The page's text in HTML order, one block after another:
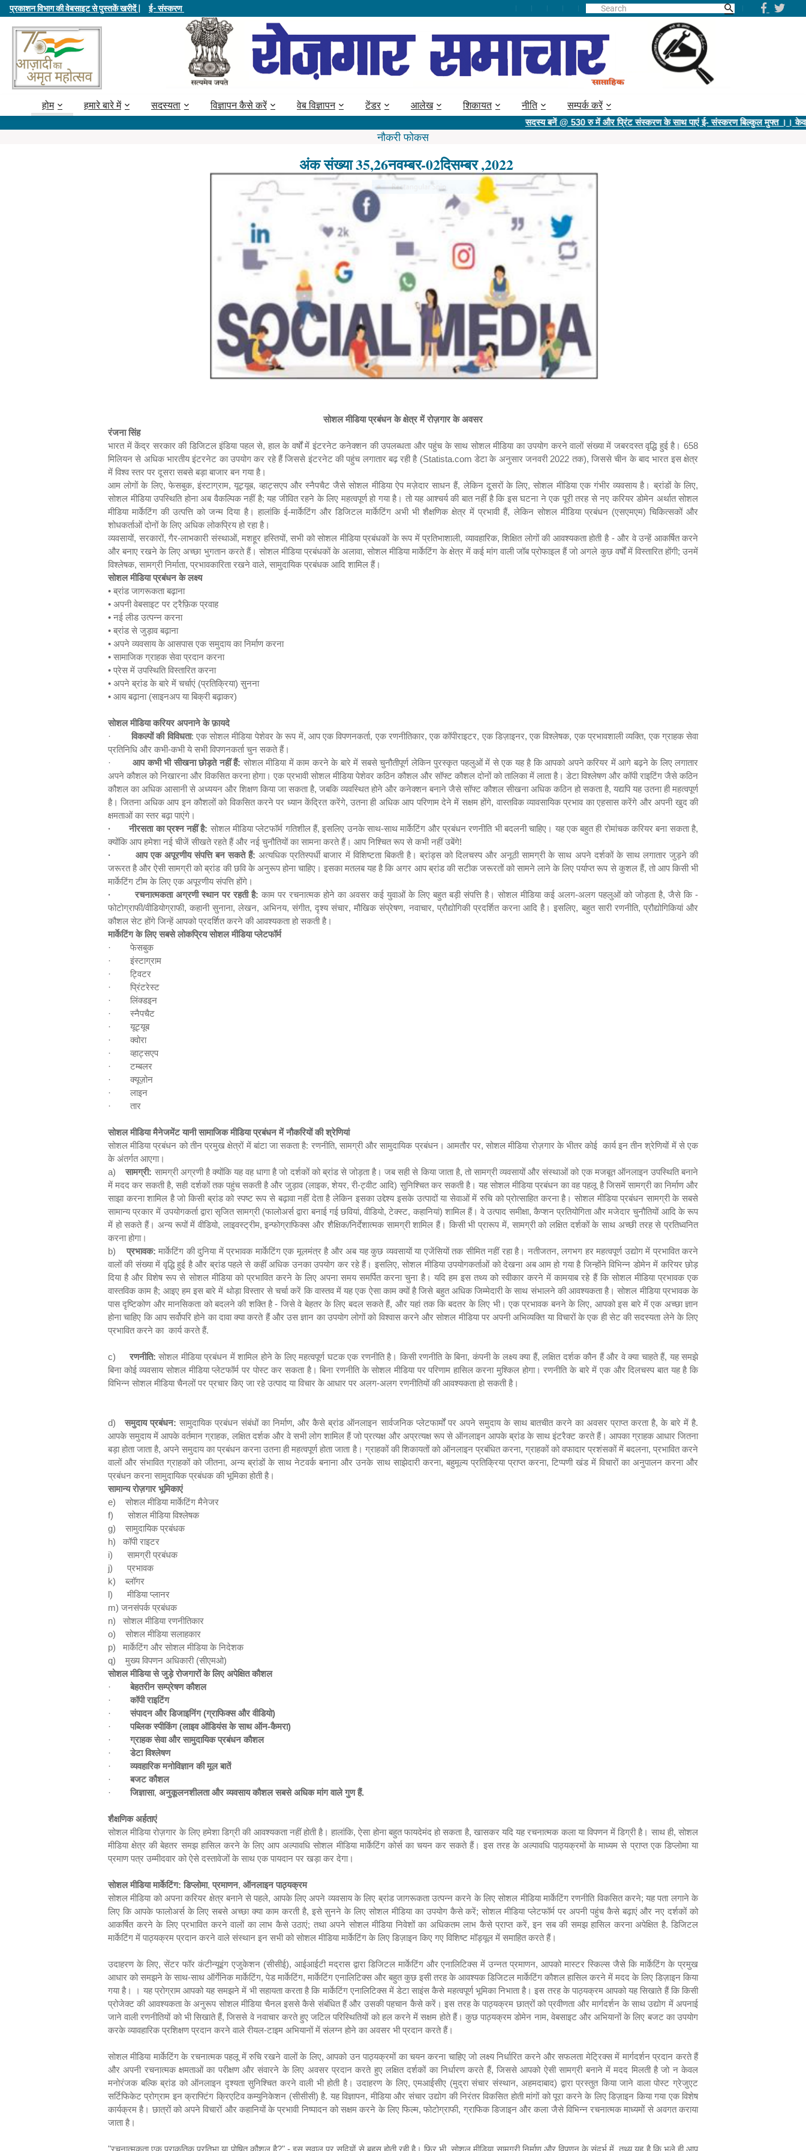
प्रकाशन विभाग की वेबसाइट से पुस्तकें खरीदें | ई- संस्करण
होम हमारे बारे में सदस्यता विज्ञापन कैसे करें वेब विज्ञापन टेंडर आलेख शिकायत नीति सम्पर्क करें
सदस्य बनें @ 530 रु में और प्रिंट संस्करण के साथ पाएं ई- संस्करण बिल्कुल मुफ्त ।। केवल ई-
नौकरी फोकस
अंक संख्या 35,26नवम्बर-02दिसम्बर ,2022
सोशल मीडिया प्रबंधनके क्षेत्र में रोज़गार के अवसर
रंजना सिंह
भारत में केंद्र सरकार की डिजिटल इंडिया पहल से, हाल के वर्षों में इंटरनेटकनेक्शन कीउपलब्धता और पहुंच के साथ सोशल मीडिया का उपयोग करने वालों संख्यामें जबरदस्त वृद्धि हुई है।658
मिलियन से अधिक भारतीय इंटरनेट का उपयोग कर रहे हैं जिससे इंटरनेट की पहुंच लगातार बढ़ रही है (Statista.comडेटा के अनुसार जनवरी 2022 तक),जिससे चीन के बाद भारत इस क्षेत्र
में विश्व स्तर पर दूसरा सबसे बड़ा बाजार बन गया है।
आम लोगों के लिए, फेसबुक,इंस्टाग्राम,यूट्यूब, व्हाट्सएप और स्नैपचैट जैसे सोशल मीडिया ऐप मज़ेदार साधन हैं, लेकिन दूसरों के लिए,सोशल मीडिया एक गंभीर व्यवसाय है। ब्रांडों के लिए,
सोशल मीडिया उपस्थिति होना अब वैकल्पिक नहीं है; यह जीवित रहने के लिए महत्वपूर्ण हो गया है। तो यह आश्चर्य की बात नहीं है कि इस घटना ने एक पूरी तरह से नए करियर डोमेन अर्थात सोशल
मीडिया मार्केटिंग की उत्पत्ति को जन्म दिया है। हालांकि ई-मार्केटिंग और डिजिटल मार्केटिंग अभी भी शैक्षणिक क्षेत्र में प्रभावी हैं, लेकिन सोशल मीडिया प्रबंधन (एसएमएम) चिकित्सकों और
शोधकर्ताओं दोनों के लिए अधिक लोकप्रिय हो रहा है।
व्यवसायों, सरकारों,गैर-लाभकारी संस्थाओं,मशहूर हस्तियों,सभी को सोशल मीडिया प्रबंधकों के रूप में प्रतिभाशाली, व्यावहारिक,शिक्षित लोगों की आवश्यकता होती है - और वे उन्हें आकर्षित करने
और बनाए रखने के लिए अच्छा भुगतान करते हैं। सोशल मीडिया प्रबंधकों के अलावा,सोशल मीडिया मार्केटिंग के क्षेत्र में कई मांग वाली जॉब प्रोफाइल हैं जो अगले कुछ वर्षों में विस्तारित होंगी;उनमें
विश्लेषक, सामग्री निर्माता, प्रभावकारिता रखने वाले, सामुदायिक प्रबंधक आदि शामिल हैं।
सोशल मीडिया प्रबंधन के लक्ष्य
• ब्रांड जागरूकता बढ़ाना
• अपनी वेबसाइट पर ट्रैफ़िक प्रवाह
• नई लीड उत्पन्न करना
• ब्रांड से जुड़ाव बढ़ाना
• अपने व्यवसाय के आसपास एक समुदाय का निर्माण करना
• सामाजिक ग्राहक सेवा प्रदान करना
• प्रेस में उपस्थिति विस्‍तारित करना
• अपने ब्रांड के बारे में चर्चाएं (प्रतिक्रिया) सुनना
• आय बढ़ाना (साइनअप या बिक्री बढ़ाकर)
सोशल मीडिया करियर अपनाने के फ़ायदे
·विकल्पों की विविधता: एक सोशल मीडिया पेशेवर के रूप में, आप एक विपणनकर्ता, एक रणनीतिकार,एक कॉपीराइटर, एक डिज़ाइनर,एक विश्लेषक, एक प्रभावशाली व्यक्ति, एक ग्राहक सेवा
प्रतिनिधि और कभी-कभी ये सभी विपणनकर्ता चुन सकते हैं।
· आप कभी भी सीखना छोड़ते नहीं हैं: सोशल मीडिया में काम करने के बारे में सबसे चुनौतीपूर्ण लेकिन पुरस्कृत पहलुओं में से एक यह है कि आपको अपने करियर में आगे बढ़ने के लिए लगातार
अपने कौशल को निखारना और विकसित करना होगा। एक प्रभावी सोशल मीडिया पेशेवर कठिन कौशल और सॉफ्ट कौशल दोनों को तालिका में लाता है। डेटा विश्लेषण और कॉपी राइटिंग जैसे कठिन
कौशल का अधिक आसानी से अध्ययन और शिक्षण किया जा सकता है, जबकि व्यवस्थित होने और कनेक्शन बनाने जैसे सॉफ्ट कौशल सीखना अधिक कठिन हो सकता है, यद्यपि यह उतना ही महत्वपूर्ण
है। जितना अधिक आप इन कौशलों को विकसित करने पर ध्यान केंद्रित करेंगे,उतना ही अधिक आप परिणाम देने में सक्षम होंगे, वास्तविक व्यावसायिक प्रभाव का एहसास करेंगे और अपनी खुद की
क्षमताओं का स्तर बढ़ा पाएंगे।
·नीरसता का प्रश्न नहीं है: सोशल मीडिया प्लेटफॉर्म गतिशील हैं,इसलिए उनके साथ-साथ मार्केटिंग और प्रबंधन रणनीति भी बदलनी चाहिए। यह एक बहुत ही रोमांचक करियर बना सकता है,
क्योंकि आप हमेशा नई चीजें सीखते रहते हैं और नई चुनौतियों का सामना करते हैं। आप निश्चित रूप से कभी नहीं उबेंगे!
· आप एक अपूरणीय संपत्ति बन सकते हैं: अत्यधिक प्रतिस्पर्धी बाजार में विशिष्टता बिकती है। ब्रांड्स को दिलचस्प और अनूठी सामग्री के साथ अपने दर्शकों के साथ लगातार जुड़ने की
जरूरत है और ऐसी सामग्री को ब्रांड की छवि के अनुरूप होना चाहिए। इसका मतलब यह है कि अगर आप ब्रांड की सटीक जरूरतों को सामने लाने के लिए पर्याप्त रूप से कुशल हैं, तो आप किसी भी
मार्केटिंग टीम के लिए एक अपूरणीय संपत्ति होंगे।
· रचनात्मकता अग्रणी स्‍थान पर रहती है: काम पर रचनात्मक होने का अवसर कई युवाओं के लिए बहुत बड़ी संपत्ति है। सोशल मीडिया कई अलग-अलग पहलुओं को जोड़ता है, जैसे कि -
फोटोग्राफी/वीडियोग्राफी,कहानी सुनाना,लेखन, अभिनय, संगीत, दृश्य संचार,मौखिक संप्रेषण, नवाचार, प्रौद्योगिकी प्रदर्शित करना आदि है। इसलिए, बहुत सारी रणनीति,प्रौद्योगिकियां और
कौशल सेट होंगे जिन्हें आपको प्रदर्शित करने की आवश्यकता हो सकती है।
मार्केटिंग के लिए सबसे लोकप्रिय सोशल मीडिया प्लेटफॉर्म
·
फेसबुक
·
इंस्टाग्राम
·
ट्विटर
·
प्रिंटरेस्‍ट
·
लिंक्डइन
·
स्नैपचैट
·
यूट्यूब
·
क्वोरा
·
व्हाट्सएप
·
टम्बलर
·
क्यूज़ोन
·
लाइन
·
तार
सोशल मीडिया मैनेजमेंट यानी सामाजिक मीडिया प्रबंधन में नौकरियों की श्रेणियां
सोशल मीडिया प्रबंधन को तीन प्रमुख क्षेत्रों में बांटा जा सकता है: रणनीति, सामग्री और सामुदायिक प्रबंधन। आमतौर पर,सोशल मीडिया रोज़गार के भीतर कोई कार्य इन तीन श्रेणियों में से एक
के अंतर्गत आएगा।
a)
सामग्री: सामग्री अग्रणी है क्योंकि यह वह धागा है जो दर्शकों को ब्रांड से जोड़ता है। जब सही से किया जाता है, तो सामग्री व्यवसायों और संस्थाओं को एक मजबूत ऑनलाइन उपस्थिति बनाने
में मदद कर सकती है,सही दर्शकों तक पहुंच सकती है और जुड़ाव (लाइक,शेयर,री-ट्वीट आदि) सुनिश्चित कर सकती है। यह सोशल मीडिया प्रबंधन का वह पहलू है जिसमें सामग्री का निर्माण और
साझा करना शामिल है जो किसी ब्रांड को स्पष्ट रूप से बढ़ावा नहीं देता है लेकिन इसका उद्देश्य इसके उत्पादों या सेवाओं में रुचि को प्रोत्साहित करना है। सोशल मीडिया प्रबंधन सामग्री के सबसे
सामान्य प्रकार में उपयोगकर्ता द्वारा सृजित सामग्री (फालोअर्स द्वारा बनाई गई छवियां,वीडियो,टेक्स्ट, कहानियां) शामिल हैं। वे उत्पाद समीक्षा, कैप्शन प्रतियोगिता और मजेदार चुनौतियों आदि के रूप
में हो सकते हैं। अन्य रूपों में वीडियो, लाइवस्ट्रीम,इन्फोग्राफिक्स और शैक्षिक/निर्देशात्मक सामग्री शामिल हैं। किसी भी प्रारूप में, सामग्री को लक्षित दर्शकों के साथ अच्छी तरह से प्रतिध्वनित
करना होगा।
b)
प्रभावक:मार्केटिंग की दुनिया में प्रभावक मार्केटिंग एक मूलमंत्र है और अब यह कुछ व्यवसायों या एजेंसियों तक सीमित नहीं रहा है। नतीजतन,लगभग हर महत्वपूर्ण उद्योग में प्रभावित करने
वालों की संख्या में वृद्धि हुई है और ब्रांड पहले से कहीं अधिक उनका उपयोग कर रहे हैं। इसलिए,सोशल मीडिया उपयोगकर्ताओं को देखना अब आम हो गया है जिन्होंने विभिन्न डोमेन में करियर छोड़
दिया है और विशेष रूप से सोशल मीडिया को प्रभावित करने के लिए अपना समय समर्पित करना चुना है। यदि हम इस तथ्य को स्वीकार करने में कामयाब रहे हैं कि सोशल मीडिया प्रभावक एक
वास्तविक काम है; आइए हम इस बारे में थोड़ा विस्तार से चर्चा करें कि वास्तव में यह एक ऐसा काम क्यों है जिसे बहुत अधिक जिम्मेदारी के साथ संभालने की आवश्यकता है। सोशल मीडिया प्रभावक के
पास दृष्टिकोण और मानसिकता को बदलने की शक्ति है - जिसे वे बेहतर के लिए बदल सकते हैं, और यहां तककि बदतर के लिए भी। एकप्रभावक बनने के लिए, आपको इस बारे में एक अच्छा ज्ञान
होना चाहिए कि आप सर्वोपरि होने का दावा क्या करते हैं और उस ज्ञान का उपयोग लोगों को विश्वास करने और सोशल मीडिया पर अपनी अभिव्‍यक्ति या विचारों के एक ही सेट की सदस्यता लेने के लिए
प्रभावित करने का कार्य करते हैं.
c) रणनीति: सोशल मीडिया प्रबंधन में शामिल होने के लिए महत्वपूर्ण घटक एक रणनीति है। किसी रणनीति के बिना, कंपनी के लक्ष्य क्या हैं, लक्षित दर्शक कौन हैं और वे क्या चाहते हैं, यह समझे
बिना कोई व्यवसाय सोशल मीडिया प्लेटफॉर्म पर पोस्ट कर सकता है। बिना रणनीति के सोशल मीडिया पर परिणाम हासिल करना मुश्किल होगा। रणनीति के बारे में एक और दिलचस्प बात यह है कि
विभिन्न सोशल मीडिया चैनलों पर प्रचार किए जा रहे उत्पाद या विचार के आधार पर अलग-अलग रणनीतियों की आवश्यकता हो सकती है।
d) समुदाय प्रबंधन:सामुदायिक प्रबंधन संबंधों का निर्माण, और कैसे ब्रांड ऑनलाइन सार्वजनिक प्लेटफार्मों पर अपने समुदाय के साथ बातचीत करने का अवसर प्राप्त करता है, के बारे में है.
आपके समुदाय में आपके वर्तमान ग्राहक, लक्षित दर्शक और वे सभी लोग शामिल हैं जो प्रत्यक्ष और अप्रत्यक्ष रूप से ऑनलाइन आपके ब्रांड के साथ इंटरैक्ट करते हैं। आपका ग्राहक आधार जितना
बड़ा होता जाता है,अपने समुदाय का प्रबंधन करना उतना ही महत्वपूर्ण होता जाता है। ग्राहकों की शिकायतों को ऑनलाइन प्रबंधित करना, ग्राहकों को वफादार प्रशंसकों में बदलना,प्रभावित करने
वालों और संभावित ग्राहकों को जीतना,अन्य ब्रांडों के साथ नेटवर्क बनाना और उनके साथ साझेदारी करना, बहुमूल्य प्रतिक्रिया प्राप्त करना, टिप्पणी खंड में विचारों का अनुपालन करना और
प्रबंधन करना सामुदायिक प्रबंधक की भूमिका होती है।
सामान्य रोज़गार भूमिकाएं
e)
सोशल मीडिया मार्केटिंग मैनेजर
f)
सोशल मीडिया विश्लेषक
g)
सामुदायिक प्रबंधक
h)
कॉपी राइटर
i)
सामग्री प्रबंधक
j)
प्रभावक
k)
ब्लॉगर
l)
मीडिया प्लानर
m) जनसंपर्क प्रबंधक
n)
सोशल मीडिया रणनीतिकार
o)
सोशल मीडिया सलाहकार
p)
मार्केटिंग और सोशल मीडिया के निदेशक
q)
मुख्य विपणन अधिकारी (सीएमओ)
सोशल मीडिया से जुड़े रोजगारों के लिए अपेक्षित कौशल
·
बेहतरीन सम्‍प्रेषण कौशल
·
कॉपी राइटिंग
·
संपादन और डिजाइनिंग (ग्राफिक्स और वीडियो)
·
पब्लिक स्पीकिंग (लाइव ऑडियंस के साथ ऑन-कैमरा)
·
ग्राहक सेवा और सामुदायिक प्रबंधन कौशल
·
डेटा विश्लेषण
·
व्यवहारिक मनोविज्ञान की मूल बातें
·
बजट कौशल
·
जिज्ञासा, अनुकूलनशीलता और व्यवसाय कौशल सबसे अधिक मांग वाले गुण हैं.
शैक्षणिक अर्हताएं
सोशल मीडिया रोज़गार के लिए हमेशा डिग्री की आवश्यकता नहीं होती है। हालांकि,ऐसा होना बहुत फायदेमंद हो सकता है, खासकर यदि यह रचनात्मक कला या विपणन में डिग्री है। साथ ही, सोशल
मीडिया क्षेत्र की बेहतर समझ हासिल करने के लिए आपअल्पावधि सोशल मीडिया मार्केटिंग कोर्स का चयन कर सकते हैं। इस तरह के अल्पावधि पाठ्यक्रमों के माध्यम से प्राप्त एक डिप्लोमा या
प्रमाण पत्र उम्मीदवार को ऐसे दस्तावेजों के साथ एक पायदान पर खड़ा कर देगा।
सोशल मीडिया मार्केटिंग: डिप्लोमा, प्रमाणन, ऑनलाइन पाठ्यक्रम
सोशल मीडिया को अपना करियर क्षेत्र बनाने से पहले, आपके लिए अपने व्यवसाय के लिए ब्रांड जागरूकता उत्पन्न करने के लिए सोशल मीडिया मार्केटिंग रणनीति विकसित करने;यह पता लगाने के
लिए कि आपके फालोअर्स के लिए सबसे अच्छा क्या काम करती है, इसेसुनने के लिए सोशल मीडिया का उपयोग कैसे करें;सोशल मीडिया प्लेटफॉर्म पर अपनी पहुंच कैसे बढ़ाएं और नए दर्शकों को
आकर्षित करने के लिए प्रभावित करने वालों का लाभ कैसे उठाएं; तथा अपने सोशल मीडिया निवेशों का अधिकतम लाभ कैसे प्राप्त करें, इन सब की समझ हासिल करना अपेक्षित है. डिजिटल
मार्केटिंग में पाठ्यक्रम प्रदान करने वाले संस्थान इन सभी को सोशल मीडिया मार्केटिंग के लिए डिज़ाइन किए गए विशिष्ट मॉड्यूल में समाहित करते हैं।
उदाहरण के लिए, सेंटर फॉर कंटीन्यूइंग एजुकेशन (सीसीई), आईआईटी मद्रास द्वारा डिजिटल मार्केटिंग और एनालिटिक्स में उन्नत प्रमाणन,आपको मास्टर स्किल्स जैसे कि मार्केटिंग के प्रमुख
आधार को समझने के साथ-साथ ऑर्गेनिक मार्केटिंग, पेड मार्केटिंग, मार्केटिंग एनालिटिक्स और बहुत कुछ इसी तरह के आवश्यक डिजिटल मार्केटिंग कौशल हासिल करने में मदद के लिए डिज़ाइन किया
गया है। । यह प्रोग्राम आपको यह समझने में भी सहायता करता है कि मार्केटिंग एनालिटिक्स में डेटा साइंस कैसे महत्वपूर्ण भूमिका निभाता है। इस तरह के पाठ्यक्रम आपको यह सिखाते हैं कि किसी
प्रोजेक्ट की आवश्यकता के अनुरूप सोशल मीडिया चैनल इससे कैसे संबंधित हैं और उसकी पहचान कैसे करें। इस तरह के पाठ्यक्रम छात्रों को प्रवीणता और मार्गदर्शन के साथ उद्योग में अपनाई
जाने वाली रणनीतियों को भी सिखाते हैं,जिससे वे नवाचार करते हुए जटिल परिस्थितियों को हल करने में सक्षम होते हैं। कुछ पाठ्यक्रम डोमेन नाम, वेबसाइट और अभियानों के लिए बजट का उपयोग
करके व्यावहारिक प्रशिक्षण प्रदान करने वाले रीयल-टाइम अभियानों में संलग्न होने का अवसर भी प्रदान करते हैं।
सोशल मीडिया मार्केटिंग के रचनात्मक पहलू में रुचि रखने वालों के लिए,आपको उन पाठ्यक्रमों का चयन करना चाहिए जो लक्ष्य निर्धारित करने और सफलता मेट्रिक्स में मार्गदर्शन प्रदान करते हैं
और अपनी रचनात्मक क्षमताओं का परीक्षण और संवारने के लिए अवसर प्रदान करते हुए लक्षित दर्शकों का निर्धारण करते हैं,जिससे आपको ऐसी सामग्री बनाने में मदद मिलती है जो न केवल
मनोरंजक बल्कि ब्रांड को ऑनलाइन दृश्यता सुनिश्चित करने वाली भी होती है। उदाहरण के लिए,एमआईसीए (मुद्रा संचार संस्थान,अहमदाबाद) द्वारा प्रस्‍तुत किया जाने वाला पोस्ट ग्रेजुएट
सर्टिफिकेट प्रोग्राम इन क्राफ्टिंग क्रिएटिव कम्युनिकेशन (सीसीसी) है. यह विज्ञापन, मीडिया और संचार उद्योग की निरंतर विकसित होती मांगों को पूरा करने के लिए डिज़ाइन किया गया एक विशेष
कार्यक्रम है। छात्रों को अपने विचारों और कहानियों के प्रभावी निष्पादन को सक्षम करने के लिए फिल्म,फोटोग्राफी, ग्राफिक डिजाइन और कला जैसे विभिन्न रचनात्मक माध्यमों से अवगत कराया
जाता है।
"रचनात्मकता एक प्राकृतिक प्रतिभा या पोषित कौशल है?" -इस सवाल पर सदियों से बहस होती रही है। फिर भी,सोशल मीडिया सामग्री निर्माण और विपणन के संदर्भ में ,तथ्य यह है कि भले ही आप